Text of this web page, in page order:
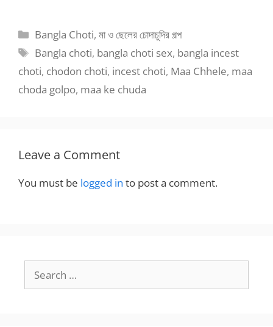
Categories
Bangla Choti,মা ও ছেলের চোদাচুদির গল্প
Tags
Bangla choti, bangla choti sex, bangla incest
choti, chodon choti, incest choti, Maa Chhele, maa
choda golpo, maa ke chuda
Leave a Comment
You must be logged in to post a comment.
for: